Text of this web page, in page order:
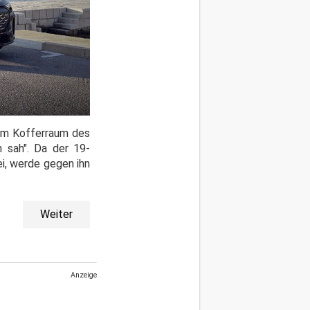
Kofferraum des
sah". Da der 19-
werde gegen ihn
Weiter
Anzeige